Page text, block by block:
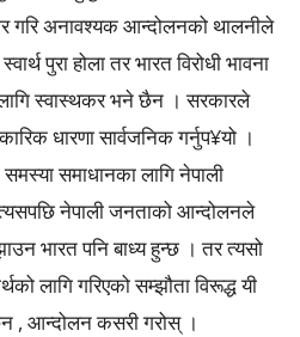
गरि अनावश्यक आन्दोलनको थालनीले
पुरा होला तर भारत विरोधी भावना
स्वास्थकर भने छैन । सरकारले
धारणा सार्वजनिक गर्नुप¥यो ।
समाधानका लागि नेपाली
नेपाली जनताको आन्दोलनले
भारत पनि बाध्य हुन्छ । तर त्यसो
लागि गरिएको सम्झौता विरूद्ध यी
, आन्दोलन कसरी गरोस् ।